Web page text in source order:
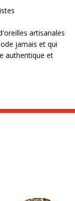
artisanales
jamais et qui
authentique et